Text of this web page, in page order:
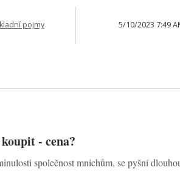
pojmy 5/10/2023 7:49
- cena?
společnost mnichům, se pyšní